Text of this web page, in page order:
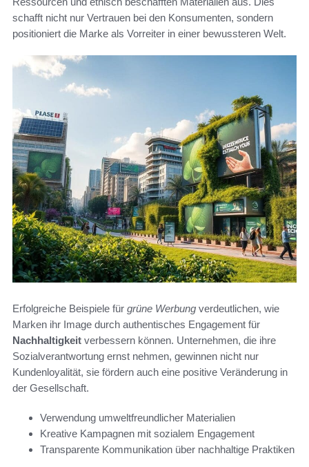
schafft nicht nur Vertrauen bei den Konsumenten, sondern
positioniert die Marke als Vorreiter in einer bewussteren Welt.
Erfolgreiche Beispiele für grüne Werbung verdeutlichen, wie
Marken ihr Image durch authentisches Engagement für
Nachhaltigkeit verbessern können. Unternehmen, die ihre
Sozialverantwortung ernst nehmen, gewinnen nicht nur
Kundenloyalität, sie fördern auch eine positive Veränderung in
der Gesellschaft.
Verwendung umweltfreundlicher Materialien
Kreative Kampagnen mit sozialem Engagement
Transparente Kommunikation über nachhaltige Praktiken